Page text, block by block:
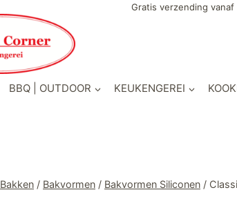
Gratis verzending
BBQ | OUTDOOR KEUKENGEREI
Bakken / Bakvormen / Bakvormen Siliconen /